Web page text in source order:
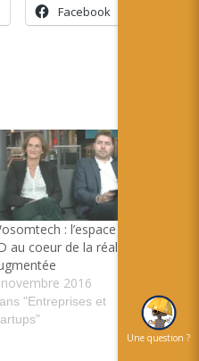
Facebook
: l’espace en
au coeur de la réalité
2016
"Entreprises et
Une question ?